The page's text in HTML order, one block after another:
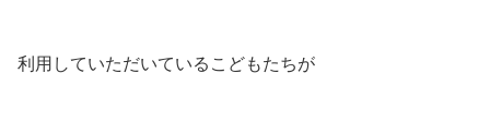
利用していただいているこどもたちが